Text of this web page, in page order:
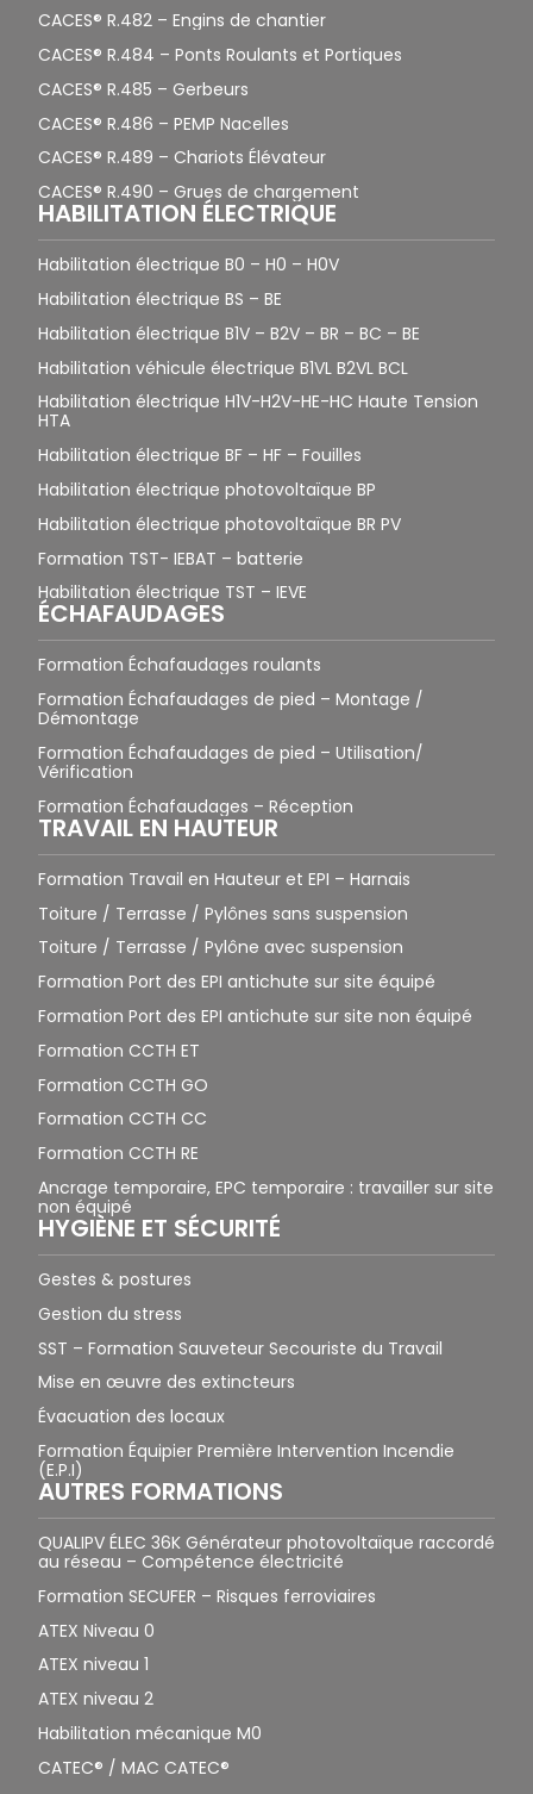
CACES® R.482 – Engins de chantier
CACES® R.484 – Ponts Roulants et Portiques
CACES® R.485 – Gerbeurs
CACES® R.486 – PEMP Nacelles
CACES® R.489 – Chariots Élévateur
CACES® R.490 – Grues de chargement
HABILITATION ÉLECTRIQUE
Habilitation électrique B0 – H0 – H0V
Habilitation électrique BS – BE
Habilitation électrique B1V – B2V – BR – BC – BE
Habilitation véhicule électrique B1VL B2VL BCL
Habilitation électrique H1V-H2V-HE-HC Haute Tension
HTA
Habilitation électrique BF – HF – Fouilles
Habilitation électrique photovoltaïque BP
Habilitation électrique photovoltaïque BR PV
Formation TST- IEBAT – batterie
Habilitation électrique TST – IEVE
ÉCHAFAUDAGES
Formation Échafaudages roulants
Formation Échafaudages de pied – Montage /
Démontage
Formation Échafaudages de pied – Utilisation/
Vérification
Formation Échafaudages – Réception
TRAVAIL EN HAUTEUR
Formation Travail en Hauteur et EPI – Harnais
Toiture / Terrasse / Pylônes sans suspension
Toiture / Terrasse / Pylône avec suspension
Formation Port des EPI antichute sur site équipé
Formation Port des EPI antichute sur site non équipé
Formation CCTH ET
Formation CCTH GO
Formation CCTH CC
Formation CCTH RE
Ancrage temporaire, EPC temporaire : travailler sur site
non équipé
HYGIÈNE ET SÉCURITÉ
Gestes & postures
Gestion du stress
SST – Formation Sauveteur Secouriste du Travail
Mise en œuvre des extincteurs
Évacuation des locaux
Formation Équipier Première Intervention Incendie
(E.P.I)
AUTRES FORMATIONS
QUALIPV ÉLEC 36K Générateur photovoltaïque raccordé
au réseau – Compétence électricité
Formation SECUFER – Risques ferroviaires
ATEX Niveau 0
ATEX niveau 1
ATEX niveau 2
Habilitation mécanique M0
CATEC® / MAC CATEC®